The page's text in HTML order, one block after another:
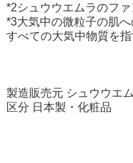
*2シュウウエムラのファ
*3大気中の微粒子の肌へ
すべての大気中物質を
製造販売元 シュウウエ
区分 日本製・化粧品